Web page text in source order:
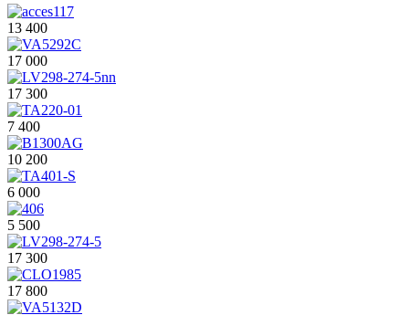
13 400
17 000
17 300
7 400
10 200
6 000
5 500
17 300
17 800